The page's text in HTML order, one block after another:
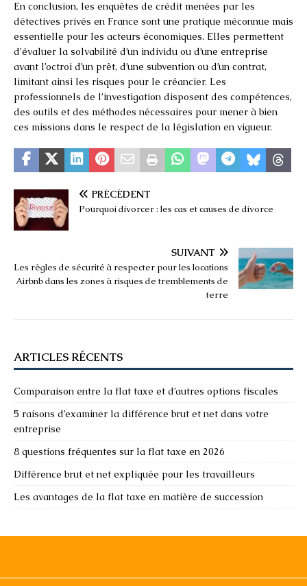
En conclusion, les enquêtes de crédit menées par les
détectives privés en France sont une pratique méconnue mais
essentielle pour les acteurs économiques. Elles permettent
d’évaluer la solvabilité d’un individu ou d’une entreprise
avant l’octroi d’un prêt, d’une subvention ou d’un contrat,
limitant ainsi les risques pour le créancier. Les
professionnels de l’investigation disposent des compétences,
des outils et des méthodes nécessaires pour mener à bien
ces missions dans le respect de la législation en vigueur.
PRÉCÉDENT
Pourquoi divorcer : les cas et causes de divorce
SUIVANT
Les règles de sécurité à respecter pour les locations
Airbnb dans les zones à risques de tremblements de
terre
ARTICLES RÉCENTS
Comparaison entre la flat taxe et d’autres options fiscales
5 raisons d’examiner la différence brut et net dans votre
entreprise
8 questions fréquentes sur la flat taxe en 2026
Différence brut et net expliquée pour les travailleurs
Les avantages de la flat taxe en matière de succession